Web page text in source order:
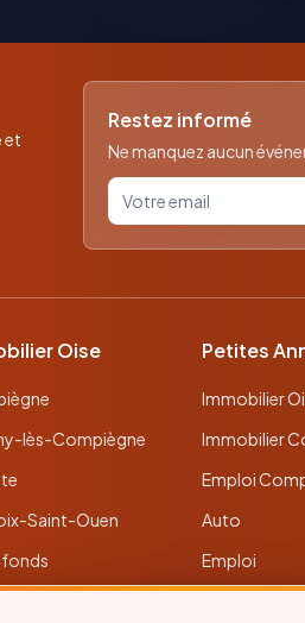
et
Restez informé
Ne manquez aucun
Votre email pour la
Oise
lès-Compiègne
Saint-Ouen
Petites
Immobilier
Immobilier
Emploi
Auto
Emploi